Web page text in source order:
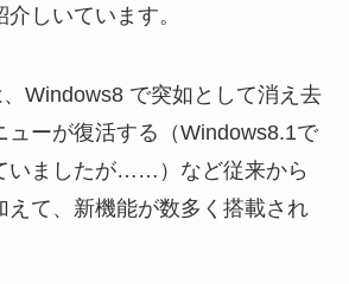
しいています。
Windows8 で突如として消え去
ューが復活する（Windows8.1で
いましたが……）など従来から
えて、新機能が数多く搭載され